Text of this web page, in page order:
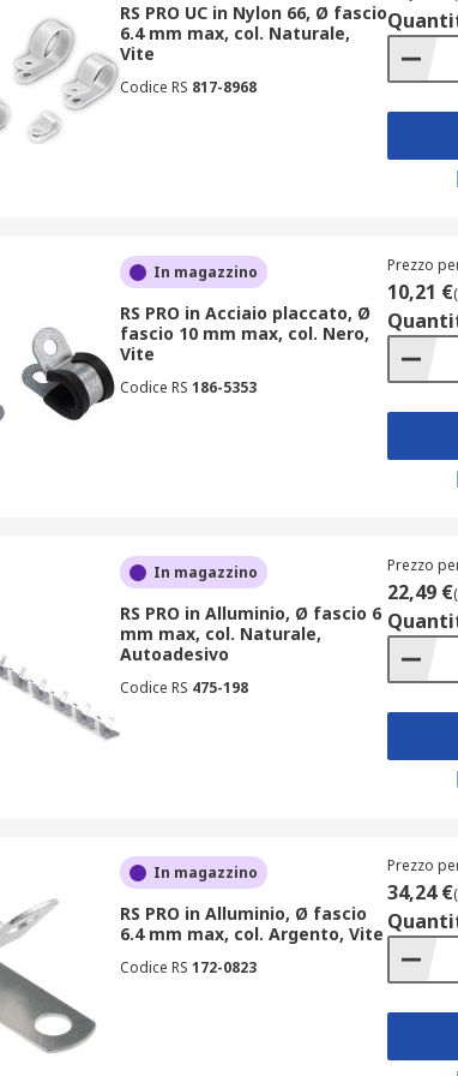
poiché determina la durabilità e la resistenza
link la nostra
sulle clip per
nero, grigio e argento. Questi prodotti
variano notevolmente. Le specifiche
Puoi scegliere tra fermacavi e clip adatti a cavi
esigenze, offriamo opzioni di consegna rapide
elettrici e le clip di fissaggio si citano
RS PRO UC in Nylon 66, Ø fascio
6.4 mm max, col. Naturale,
Vite
Codice RS 817-8968
In magazzino
RS PRO in Acciaio placcato, Ø
fascio 10 mm max, col. Nero,
Vite
Codice RS 186-5353
Prezzo
10,21 €
In magazzino
RS PRO in Alluminio, Ø fascio 6
mm max, col. Naturale,
Autoadesivo
Codice RS 475-198
Prezzo
22,49 €
In magazzino
RS PRO in Alluminio, Ø fascio
6.4 mm max, col. Argento, Vite
Codice RS 172-0823
Prezzo
34,24 €